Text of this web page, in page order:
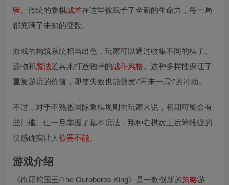
验。传统的象棋战术在这里被赋予了全新的生命力，每一局
都充满了未知的变数。
游戏的构筑系统相当出色，玩家可以通过收集不同的棋子、
遗物和魔法道具来打造独特的战斗风格。这种多样性保证了
重复游玩的价值，即使失败也能激发\"再来一局\"的冲动。
不过，对于不熟悉国际象棋规则的玩家来说，初期可能会有
些门槛。但一旦掌握了基本玩法，那种在棋盘上运筹帷幄的
快感确实让人欲罢不能。
游戏介绍
《衔尾蛇国王/The Ouroboros King》是一款创新的策略游